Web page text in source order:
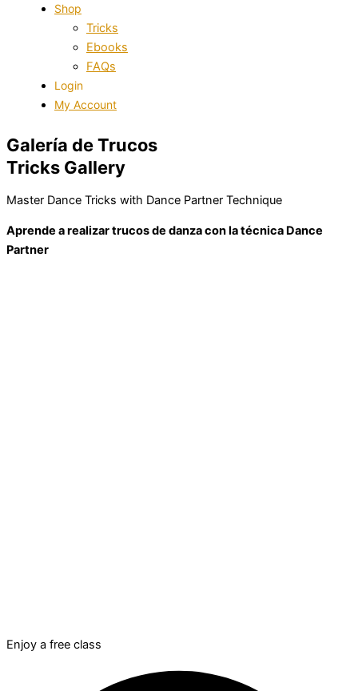
Shop
Tricks
Ebooks
FAQs
Login
My Account
Galería de Trucos
Tricks Gallery
Master Dance Tricks with Dance Partner Technique
Aprende a realizar trucos de danza con la técnica Dance
Partner
Enjoy a free class